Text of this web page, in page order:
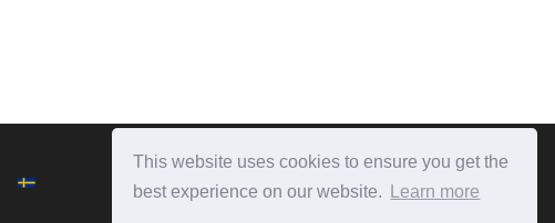
This website uses cookies to ensure you get the
best experience on our website.
Learn more